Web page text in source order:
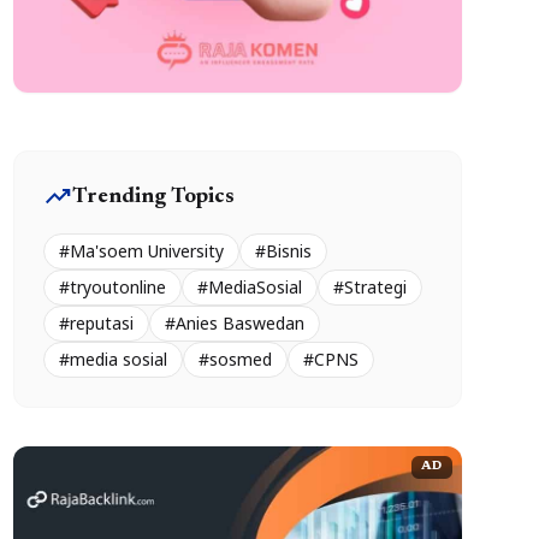
trending_upTrending Topics
#Ma'soem University
#Bisnis
#tryoutonline
#MediaSosial
#Strategi
#reputasi
#Anies Baswedan
#media sosial
#sosmed #CPNS
AD